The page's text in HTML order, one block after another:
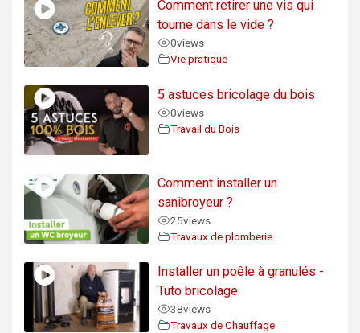
Comment retirer une vis qui
tourne dans le vide ?
0views
Vie pratique
5 astuces bricolage du bois
0views
Travail du Bois
Comment installer un
sanibroyeur ?
25views
Travaux de plomberie
Installer un poêle à granulés -
Tuto bricolage
38views
Travaux de Chauffage